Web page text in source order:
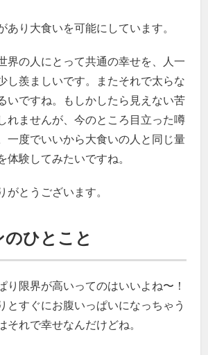
あり大食いを可能にしています。
界の人にとって共通の幸せを、人一
し羨ましいです。またそれで太らな
いですね。もしかしたら見えない苦
れませんが、今のところ目立った噂
一度でいいから大食いの人と同じ量
体験してみたいですね。
がとうございます。
のひとこと
り限界が高いってのはいいよね〜！
とすぐにお腹いっぱいになっちゃう
それで幸せなんだけどね。